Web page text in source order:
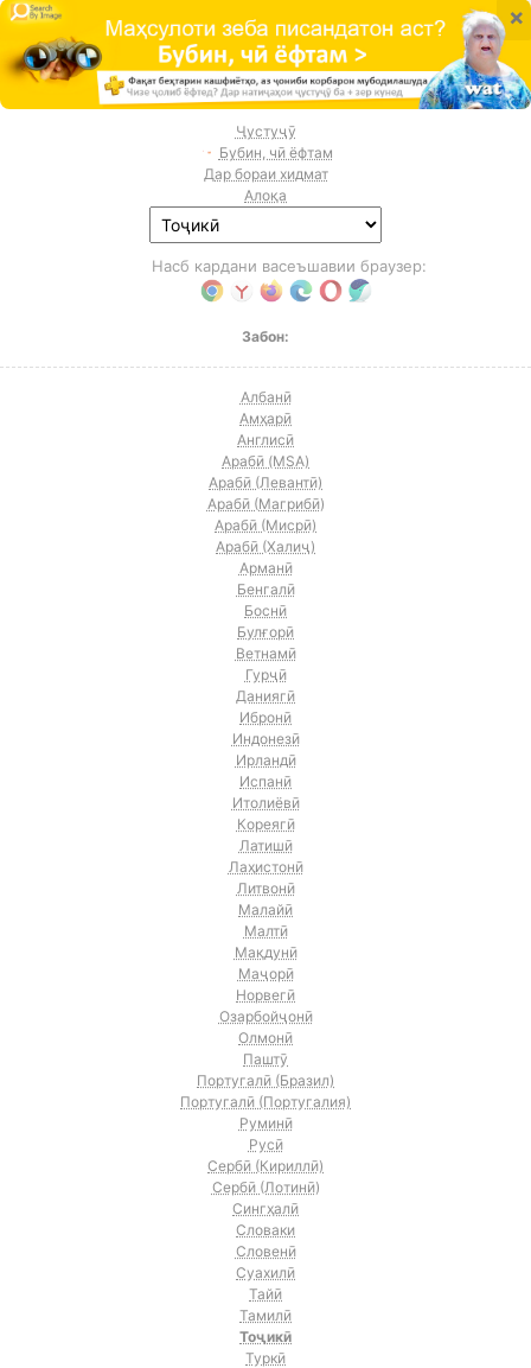
×
Ҷустуҷӯ
Бубин, чӣ ёфтам
Дар бораи хидмат
Алоқа
Насб кардани васеъшавии браузер:
Забон:
Албанӣ
Амҳарӣ
Англисӣ
Арабӣ (MSA)
Арабӣ (Левантӣ)
Арабӣ (Магрибӣ)
Арабӣ (Мисрӣ)
Арабӣ (Халиҷ)
Арманӣ
Бенгалӣ
Боснӣ
Булғорӣ
Ветнамӣ
Гурҷӣ
Даниягӣ
Ибронӣ
Индонезӣ
Ирландӣ
Испанӣ
Итолиёвӣ
Кореягӣ
Латишӣ
Лаҳистонӣ
Литвонӣ
Малайӣ
Малтӣ
Мақдунӣ
Маҷорӣ
Норвегӣ
Озарбойҷонӣ
Олмонӣ
Паштӯ
Португалӣ (Бразил)
Португалӣ (Португалия)
Руминӣ
Русӣ
Сербӣ (Кириллӣ)
Сербӣ (Лотинӣ)
Сингҳалӣ
Словаки
Словенӣ
Суахилӣ
Тайӣ
Тамилӣ
Тоҷикӣ
Туркӣ